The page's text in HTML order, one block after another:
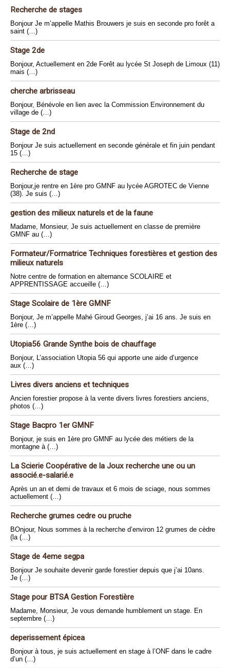
Recherche de stages
Bonjour Je m’appelle Mathis Brouwers je suis en seconde pro forêt a
saint (…)
Stage 2de
Bonjour, Actuellement en 2de Forêt au lycée St Joseph de Limoux (11)
mais (…)
cherche arbrisseau
Bonjour, Bénévole en lien avec la Commission Environnement du
village de (…)
Stage de 2nd
Bonjour Je suis actuellement en seconde générale et fin juin pendant
15 (…)
Recherche de stage
Bonjour,je rentre en 1ère pro GMNF au lycée AGROTEC de Vienne
(38). Je suis (…)
gestion des milieux naturels et de la faune
Madame, Monsieur, Je suis actuellement en classe de première
GMNF au (…)
Formateur/Formatrice Techniques forestières et gestion des
milieux naturels
Notre centre de formation en alternance SCOLAIRE et
APPRENTISSAGE accueille (…)
Stage Scolaire de 1ère GMNF
Bonjour, Je m’appelle Mahé Giroud Georges, j’ai 16 ans. Je suis en
1ère (…)
Utopia56 Grande Synthe bois de chauffage
Bonjour, L’association Utopia 56 qui apporte une aide d’urgence
aux (…)
Livres divers anciens et techniques
Ancien forestier propose à la vente divers livres forestiers anciens,
photos (…)
Stage Bacpro 1er GMNF
Bonjour, je suis en 1ère pro GMNF au lycée des métiers de la
montagne à (…)
La Scierie Coopérative de la Joux recherche une ou un
associé.e-salarié.e
Après un an et demi de travaux et 6 mois de sciage, nous sommes
actuellement (…)
Recherche grumes cedre ou pruche
BOnjour, Nous sommes à la recherche d’environ 12 grumes de cèdre
(la (…)
Stage de 4eme segpa
Bonjour Je souhaite devenir garde forestier depuis que j’ai 10ans.
Je (…)
Stage pour BTSA Gestion Forestière
Madame, Monsieur, Je vous demande humblement un stage. En
septembre (…)
deperissement épicea
Bonjour à tous, je suis actuellement en stage à l’ONF dans le cadre
d’un (…)